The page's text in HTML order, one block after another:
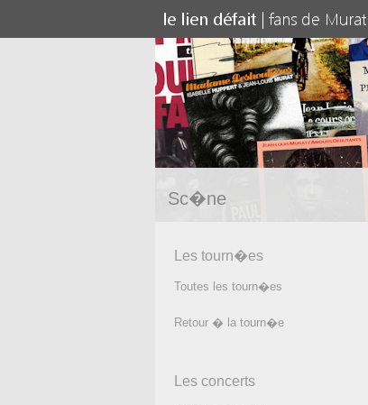
Sc�ne
Les tourn�es
Toutes les tourn�es
Retour � la tourn�e
Les concerts